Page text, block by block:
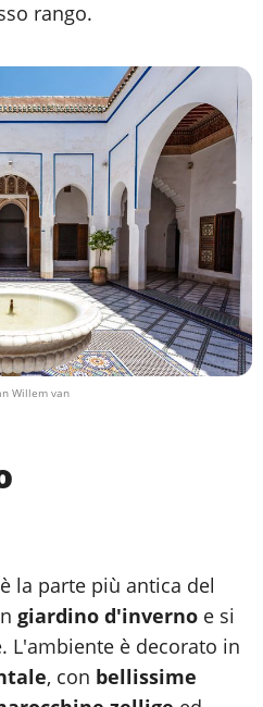
rango.
Willem van
la parte più antica del
giardino d'inverno e si
L'ambiente è decorato in
, con bellissime